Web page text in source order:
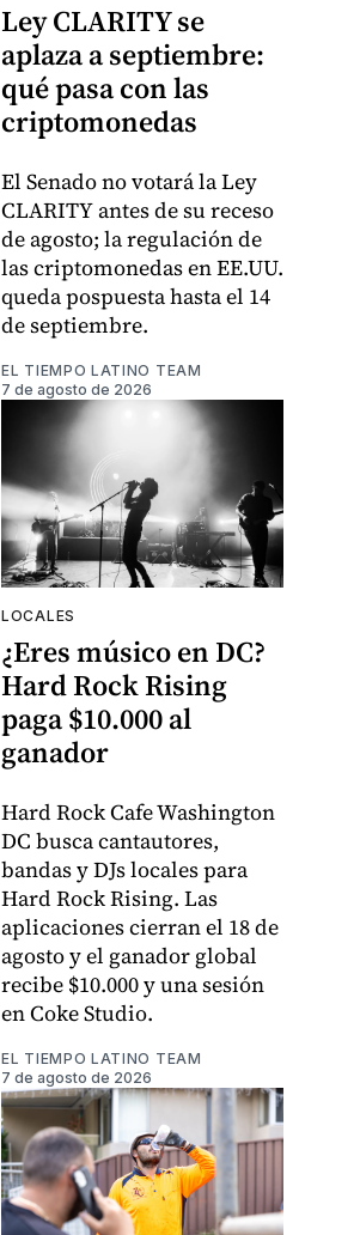
Ley CLARITY se
aplaza a septiembre:
qué pasa con las
criptomonedas
El Senado no votará la Ley
CLARITY antes de su receso
de agosto; la regulación de
las criptomonedas en EE.UU.
queda pospuesta hasta el 14
de septiembre.
EL TIEMPO LATINO TEAM
7 de agosto de 2026
LOCALES
¿Eres músico en DC?
Hard Rock Rising
paga $10.000 al
ganador
Hard Rock Cafe Washington
DC busca cantautores,
bandas y DJs locales para
Hard Rock Rising. Las
aplicaciones cierran el 18 de
agosto y el ganador global
recibe $10.000 y una sesión
en Coke Studio.
EL TIEMPO LATINO TEAM
7 de agosto de 2026